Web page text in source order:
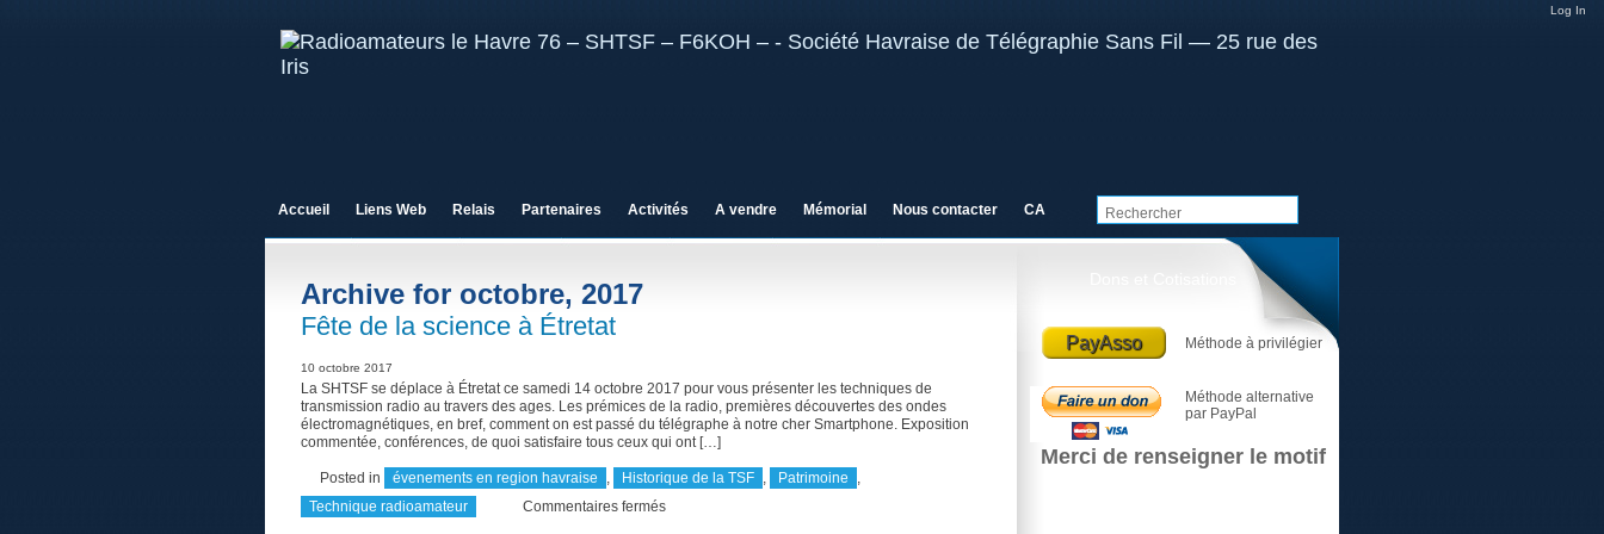
Archive for octobre, 2017
Fête de la science à Étretat
10 octobre 2017
La SHTSF se déplace à Étretat ce samedi 14 octobre 2017 pour vous présenter les techniques de
transmission radio au travers des ages. Les prémices de la radio, premières découvertes des ondes
électromagnétiques, en bref, comment on est passé du télégraphe à notre cher Smartphone. Exposition
commentée, conférences, de quoi satisfaire tous ceux qui ont […]
Posted in évenements en region havraise , Historique de la TSF , Patrimoine
,
Technique radioamateur
Commentaires fermés
PayAsso Méthode à privilégier
Méthode alternative
par PayPal
Merci de renseigner le motif
Accueil Liens Web Relais Partenaires Activités A vendre Mémorial Nous contacter CA
Log In